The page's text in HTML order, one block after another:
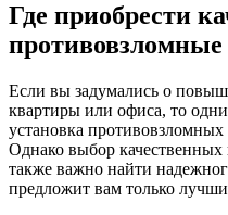
Где приобрести
Если вы задумались о
квартиры или офиса, то
установка
Однако выбор качественных
также важно найти
предложит вам только